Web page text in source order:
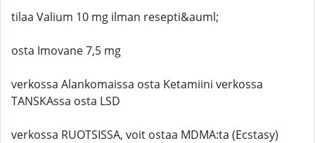
tilaa Valium 10 mg ilman resepti&auml;
osta Imovane 7,5 mg
verkossa Alankomaissa osta Ketamiini verkossa
TANSKAssa osta LSD
verkossa RUOTSISSA, voit ostaa MDMA:ta (Ecstasy)